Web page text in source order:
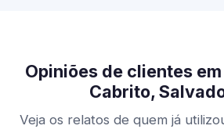
Opiniões de clientes
Cabrito,
Veja os relatos de quem já